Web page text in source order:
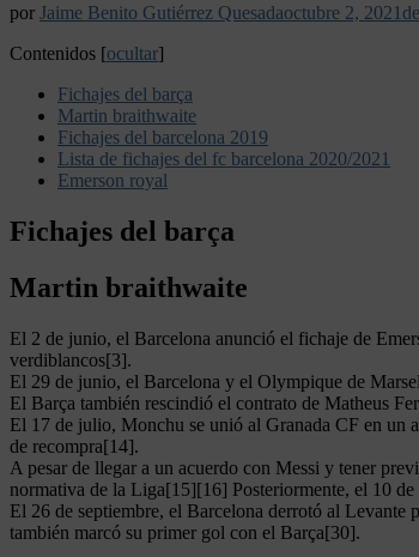
por Jaime Benito Gutiérrez Quesadaoctubre 2, 2021
Contenidos [ocultar]
Fichajes del barça
Martin braithwaite
Fichajes del barcelona 2019
Lista de fichajes del fc barcelona 2020/2021
Emerson royal
Fichajes del barça
Martin braithwaite
El 2 de junio, el Barcelona anunció el fichaje de
verdiblancos[3].
El 29 de junio, el Barcelona y el Olympique de
El Barça también rescindió el contrato de Matheus
El 17 de julio, Monchu se unió al Granada CF en un
de recompra[14].
A pesar de llegar a un acuerdo con Messi y tener
normativa de la Liga[15][16] Posteriormente, el 10
El 26 de septiembre, el Barcelona derrotó al Levante
también marcó su primer gol con el Barça[30].